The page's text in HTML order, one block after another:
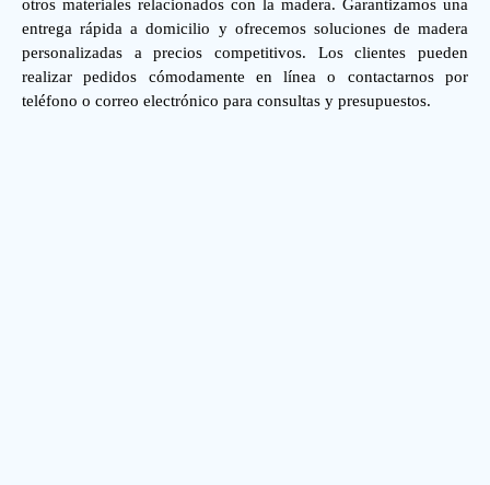
otros materiales relacionados con la madera. Garantizamos una
entrega rápida a domicilio y ofrecemos soluciones de madera
personalizadas a precios competitivos. Los clientes pueden
realizar pedidos cómodamente en línea o contactarnos por
teléfono o correo electrónico para consultas y presupuestos.